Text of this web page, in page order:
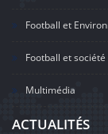
Football et
Football et société
Multimédia
ACTUALITÉS